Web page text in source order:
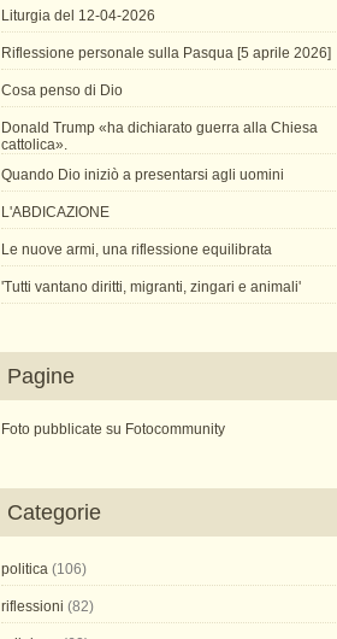
Liturgia del 12-04-2026
Riflessione personale sulla Pasqua [5 aprile 2026]
Cosa penso di Dio
Donald Trump «ha dichiarato guerra alla Chiesa
cattolica».
Quando Dio iniziò a presentarsi agli uomini
L'ABDICAZIONE
Le nuove armi, una riflessione equilibrata
'Tutti vantano diritti, migranti, zingari e animali'
Pagine
Foto pubblicate su Fotocommunity
Categorie
politica (106)
riflessioni (82)